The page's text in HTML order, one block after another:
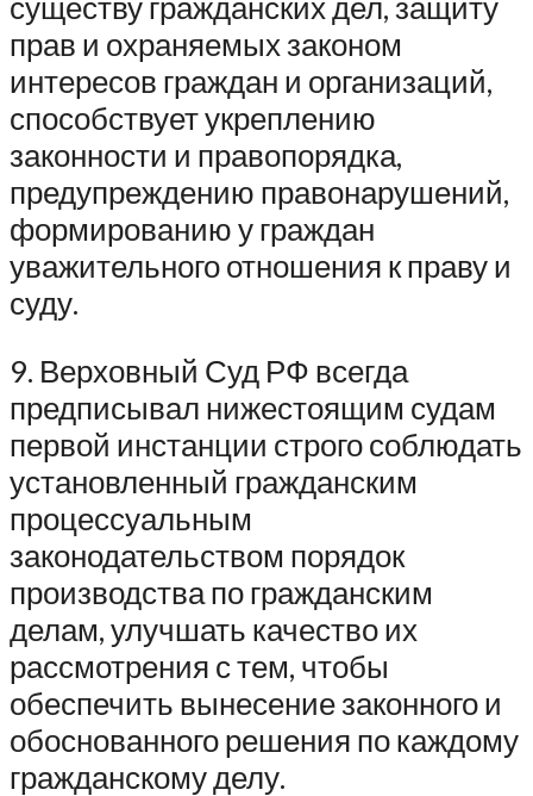
существу гражданских дел, защиту
прав и охраняемых законом
интересов граждан и организаций,
способствует укреплению
законности и правопорядка,
предупреждению правонарушений,
формированию у граждан
уважительного отношения к праву и
суду.
9. Верховный Суд РФ всегда
предписывал нижестоящим судам
первой инстанции строго соблюдать
установленный гражданским
процессуальным
законодательством порядок
производства по гражданским
делам, улучшать качество их
рассмотрения с тем, чтобы
обеспечить вынесение законного и
обоснованного решения по каждому
гражданскому делу.